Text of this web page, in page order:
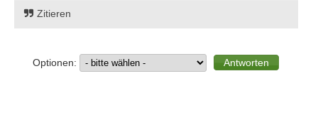
Zitieren
Optionen: